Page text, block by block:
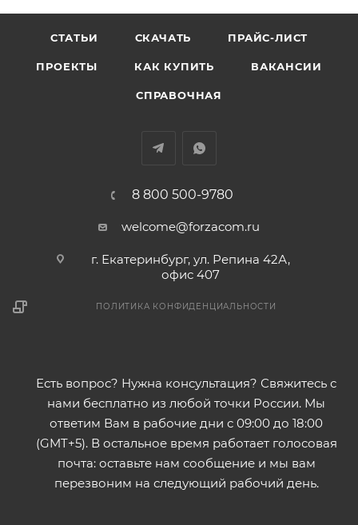
СТАТЬИ СКАЧАТЬ ПРАЙС-ЛИСТ
ПРОЕКТЫ КАК КУПИТЬ ВАКАНСИИ
СПРАВОЧНАЯ
8 800 500-9780
welcome@forzacom.ru
г. Екатеринбург, ул. Репина 42А,
офис 407
ПОЛИТИКА КОНФИДЕНЦИАЛЬНОСТИ
Есть вопрос? Нужна консультация? Свяжитесь с
нами бесплатно из любой точки России. Мы
ответим Вам в рабочие дни с 09:00 до 18:00
(GMT+5). В остальное время работает голосовая
почта: оставьте нам сообщение и мы вам
перезвоним на следующий рабочий день.